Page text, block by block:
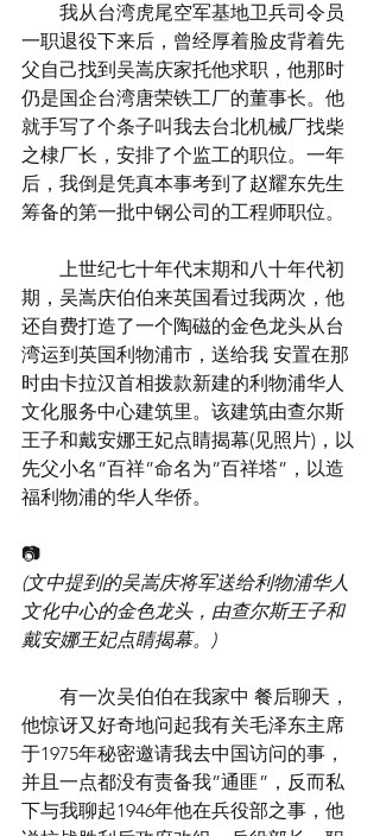
我从台湾虎尾空军基地卫兵司令员
一职退役下来后，曾经厚着脸皮背着先
父自己找到吴嵩庆家托他求职，他那时
仍是国企台湾唐荣铁工厂的董事长。他
就手写了个条子叫我去台北机械厂找柴
之棣厂长，安排了个监工的职位。一年
后，我倒是凭真本事考到了赵耀东先生
筹备的第一批中钢公司的工程师职位。
上世纪七十年代末期和八十年代初
期，吴嵩庆伯伯来英国看过我两次，他
还自费打造了一个陶磁的金色龙头从台
湾运到英国利物浦市，送给我 安置在那
时由卡拉汉首相拨款新建的利物浦华人
文化服务中心建筑里。该建筑由查尔斯
王子和戴安娜王妃点睛揭幕(见照片)，以
先父小名”百祥”命名为”百祥塔”，以造
福利物浦的华人华侨。
📷
(文中提到的吴嵩庆将军送给利物浦华人
文化中心的金色龙头，由查尔斯王子和
戴安娜王妃点睛揭幕。)
他惊讶又好奇地问起我有关毛泽东主席
于1975年秘密邀请我去中国访问的事，
并且一点都没有责备我”通匪”，反而私
下与我聊起1946年他在兵役部之事，他